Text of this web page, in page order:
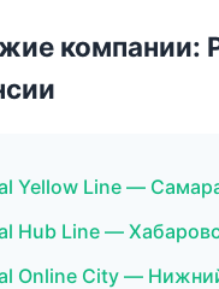
компании:
Yellow Line —
Hub Line —
Online City —